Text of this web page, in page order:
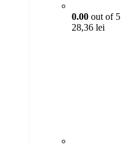
0.00 out of 5
28,36 lei